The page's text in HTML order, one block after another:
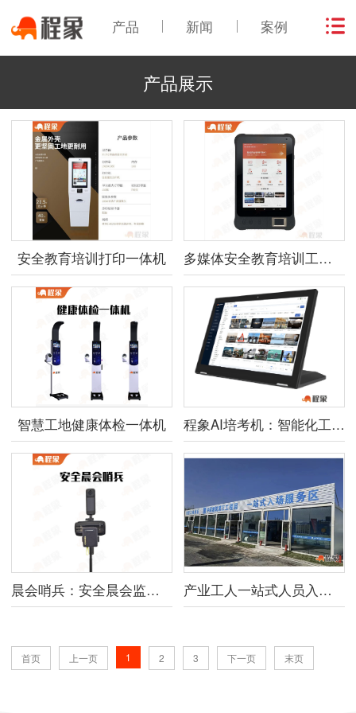
产品 新闻 案例
产品展示
安全教育培训打印一体机 多媒体安全教育培训工具箱
智慧工地健康体检一体机 程象AI培考机：智能化工人安全教育解决方案
晨会哨兵：安全晨会监管解决方案 产业工人一站式人员入场服务区
首页 上一页 1 2 3 下一页 末页